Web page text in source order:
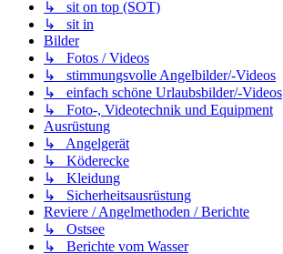
↳ sit on top (SOT)
↳ sit in
Bilder
↳ Fotos / Videos
↳ stimmungsvolle Angelbilder/-Videos
↳ einfach schöne Urlaubsbilder/-Videos
↳ Foto-, Videotechnik und Equipment
Ausrüstung
↳ Angelgerät
↳ Köderecke
↳ Kleidung
↳ Sicherheitsausrüstung
Reviere / Angelmethoden / Berichte
↳ Ostsee
↳ Berichte vom Wasser